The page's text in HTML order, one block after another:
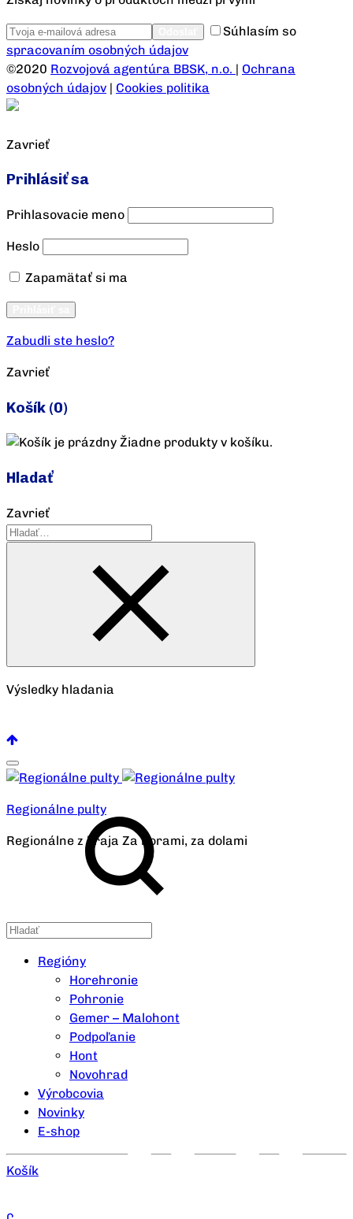
Súhlasím so
spracovaním osobných údajov
©2020 Rozvojová agentúra BBSK, n.o. | Ochrana
osobných údajov | Cookies politika
Zavrieť
Prihlásiť sa
Prihlasovacie meno
Heslo
Zapamätať si ma
Zabudli ste heslo?
Zavrieť
Košík (0)
Žiadne produkty v košíku.
Hladať
Zavrieť
Výsledky hladania
Regionálne pulty
Regionálne z kraja Za horami, za dolami
Regióny
Horehronie
Pohronie
Gemer – Malohont
Podpoľanie
Hont
Novohrad
Výrobcovia
Novinky
E-shop
Košík